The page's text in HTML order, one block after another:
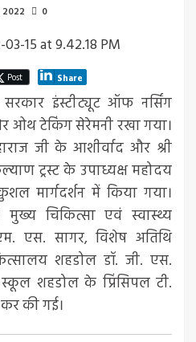
0
Post Share
इंस्टीट्यूट ऑफ नर्सिंग
ओथ टेकिंग सेरेमनी रखा गया।
जी के आशीर्वाद और श्री
ट्रस्ट के उपाध्यक्ष महोदय
मार्गदर्शन में किया गया।
चिकित्सा एवं स्वास्थ्य
एस. सागर, विशेष अतिथि
शहडोल डॉ. जी. एस.
शहडोल के प्रिंसिपल टी.
की गई।